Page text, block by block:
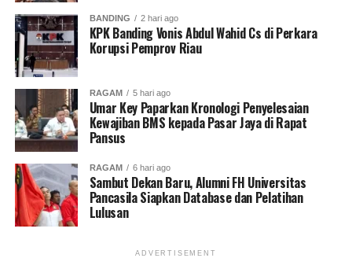
BANDING 2 hari ago
KPK Banding Vonis Abdul Wahid Cs di Perkara
Korupsi Pemprov Riau
RAGAM 5 hari ago
Umar Key Paparkan Kronologi Penyelesaian
Kewajiban BMS kepada Pasar Jaya di Rapat
Pansus
RAGAM 6 hari ago
Sambut Dekan Baru, Alumni FH Universitas
Pancasila Siapkan Database dan Pelatihan
Lulusan
ADVERTISEMENT